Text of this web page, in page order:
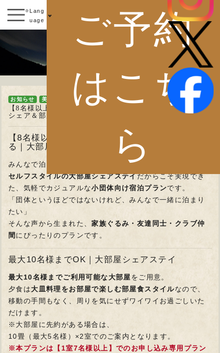
Lang
uage
ご予約
はこち
ら
お知らせ 美の山ブログ
【8名様以上限定】セルフスタイルでお得に泊まる｜大部屋
シェア＆部屋食プラン
【8名様以上限定】セルフスタイルでお得に泊ま
る｜大部屋シェア＆部屋食プラン
みんなで泊まって、みんなで食べて、気兼ねなく楽しむ。
セルフスタイルの大部屋シェアステイだからこそ実現でき
た、気軽でカジュアルな小団体向け宿泊プランです。
「団体というほどではないけれど、みんなで一緒に泊まり
たい」
そんな声から生まれた、家族ぐるみ・友達同士・クラブ仲
間 にぴったりのプランです。
最大10名様までOK｜大部屋シェアステイ
最大10名様までご利用可能な大部屋をご用意。
夕食は大皿料理をお部屋で楽しむ部屋食スタイルなので、
移動の手間もなく、周りを気にせずワイワイお過ごしいた
だけます。
※大部屋に先約がある場合は、
10畳（最大5名様）×2室でのご案内となります。
※本プランは【1室7名様以上】でのお申し込み専用プラン